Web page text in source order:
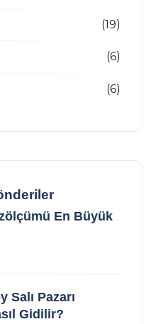
(19)
(6)
(6)
En Büyük
Salı Pazarı
Gidilir?